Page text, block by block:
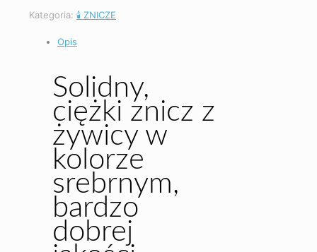
Kategoria: 🕯️ ZNICZE
Opis
Solidny,
ciężki znicz z
żywicy w
kolorze
srebrnym,
bardzo
dobrej